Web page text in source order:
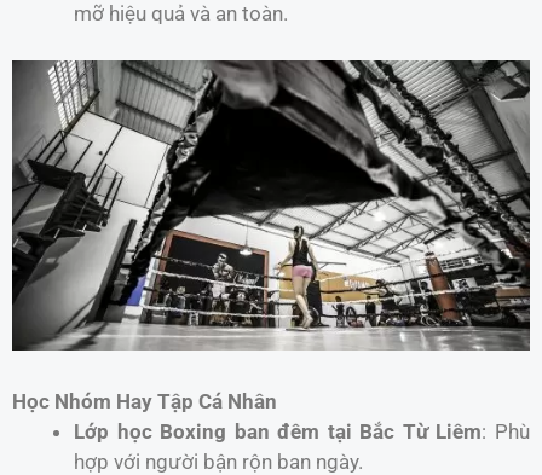
mỡ hiệu quả và an toàn.
Học Nhóm Hay Tập Cá Nhân
Lớp học Boxing ban đêm tại Bắc Từ Liêm: Phù
hợp với người bận rộn ban ngày.